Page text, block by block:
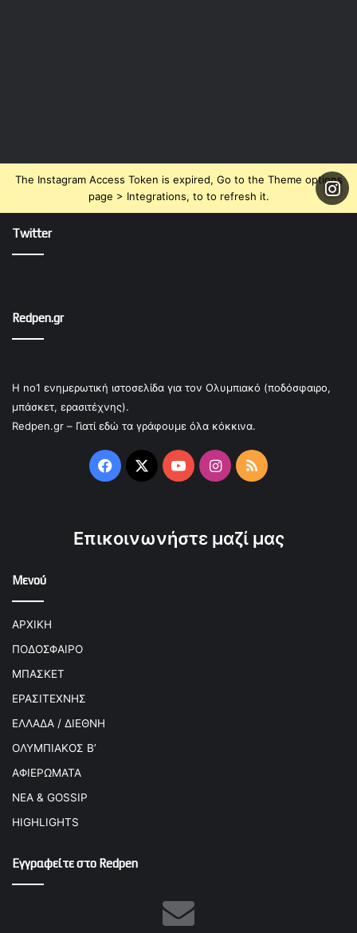
The Instagram Access Token is expired, Go to the Theme options
page > Integrations, to to refresh it.
Twitter
Redpen.gr
Η no1 ενημερωτική ιστοσελίδα για τον Ολυμπιακό (ποδόσφαιρο,
μπάσκετ, ερασιτέχνης).
Redpen.gr – Γιατί εδώ τα γράφουμε όλα κόκκινα.
Facebook
X YouTubeInstagram
RSS
Επικοινωνήστε μαζί μας
Μενού
ΑΡΧΙΚΗ
ΠΟΔΟΣΦΑΙΡΟ
ΜΠΑΣΚΕΤ
ΕΡΑΣΙΤΕΧΝΗΣ
ΕΛΛΑΔΑ / ΔΙΕΘΝΗ
ΟΛΥΜΠΙΑΚΟΣ Β’
ΑΦΙΕΡΩΜΑΤΑ
ΝΕΑ & GOSSIP
HIGHLIGHTS
Εγγραφείτε στο Redpen